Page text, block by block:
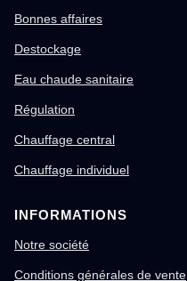
Bonnes affaires
Destockage
Eau chaude sanitaire
Régulation
Chauffage central
Chauffage individuel
INFORMATIONS
Notre société
Conditions générales de vente